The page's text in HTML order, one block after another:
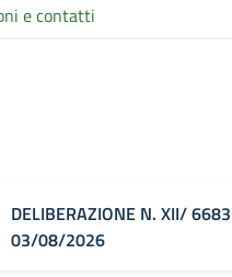
e contatti
DELIBERAZIONE N. XII/
03/08/2026